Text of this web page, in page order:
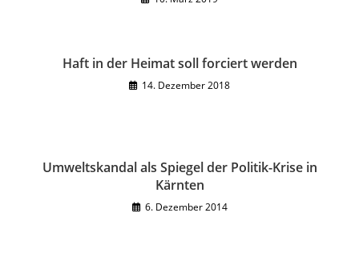
Haft in der Heimat soll forciert werden
14. Dezember 2018
Umweltskandal als Spiegel der Politik-Krise in
Kärnten
6. Dezember 2014